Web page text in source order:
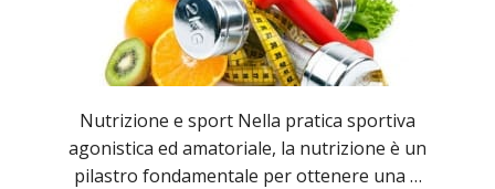
Nutrizione e sport Nella pratica sportiva
agonistica ed amatoriale, la nutrizione è un
pilastro fondamentale per ottenere una …